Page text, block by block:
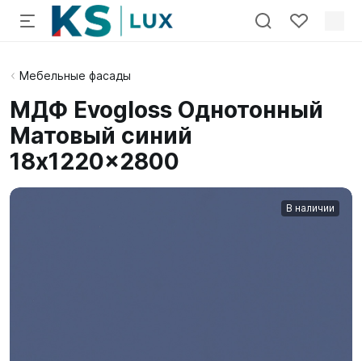
Мебельные фасады
МДФ Evogloss Однотонный
Матовый синий
18x1220x2800
В наличии